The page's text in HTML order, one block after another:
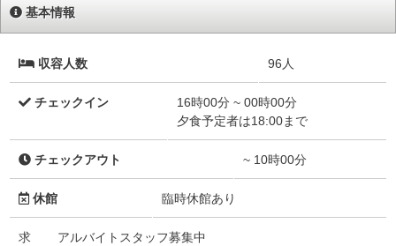
基本情報
収容人数 96人
チェックイン
16時00分 ~ 00時00分
夕食予定者は18:00まで
チェックアウト ~ 10時00分
休館 臨時休館あり
求
アルバイトスタッフ募集中